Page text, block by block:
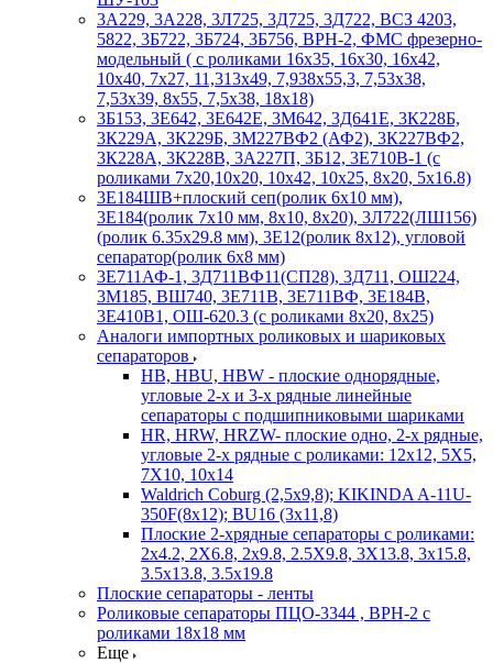
3А229, 3А228, 3Л725, 3Д725, 3Д722, ВСЗ 4203,
5822, 3Б722, 3Б724, 3Б756, ВРН-2, ФМС фрезерно-
модельный ( с роликами 16х35, 16х30, 16х42,
10х40, 7х27, 11,313х49, 7,938х55,3, 7,53х38,
7,53х39, 8х55, 7,5х38, 18х18)
3Б153, 3Е642, 3Е642Е, 3М642, 3Д641Е, 3К228Б,
3К229А, 3К229Б, 3М227ВФ2 (АФ2), 3К227ВФ2,
3К228А, 3К228В, 3А227П, 3Б12, 3Е710В-1 (с
роликами 7х20,10х20, 10х42, 10х25, 8х20, 5х16.8)
3Е184ШВ+плоский сеп(ролик 6х10 мм),
3Е184(ролик 7х10 мм, 8х10, 8х20), 3Л722(ЛШ156)
(ролик 6.35х29.8 мм), 3Е12(ролик 8х12), угловой
сепаратор(ролик 6х8 мм)
3Е711АФ-1, 3Д711ВФ11(СП28), 3Д711, ОШ224,
3М185, ВШ740, 3Е711В, 3Е711ВФ, 3Е184В,
3Е410В1, ОШ-620.3 (с роликами 8х20, 8х25)
Аналоги импортных роликовых и шариковых
сепараторов
HB, HBU, HBW - плоские однорядные,
угловые 2-х и 3-х рядные линейные
сепараторы с подшипниковыми шариками
HR, HRW, HRZW- плоские одно, 2-х рядные,
угловые 2-х рядные с роликами: 12х12, 5X5,
7X10, 10х14
Waldrich Coburg (2,5х9,8); KIKINDA A-11U-
350F(8х12); BU16 (3х11,8)
Плоские 2-хрядные сепараторы с роликами:
2х4.2, 2X6.8, 2х9.8, 2.5X9.8, 3X13.8, 3х15.8,
3.5х13.8, 3.5х19.8
Плоские сепараторы - ленты
Роликовые сепараторы ПЦО-3344 , ВРН-2 с
роликами 18х18 мм
Еще